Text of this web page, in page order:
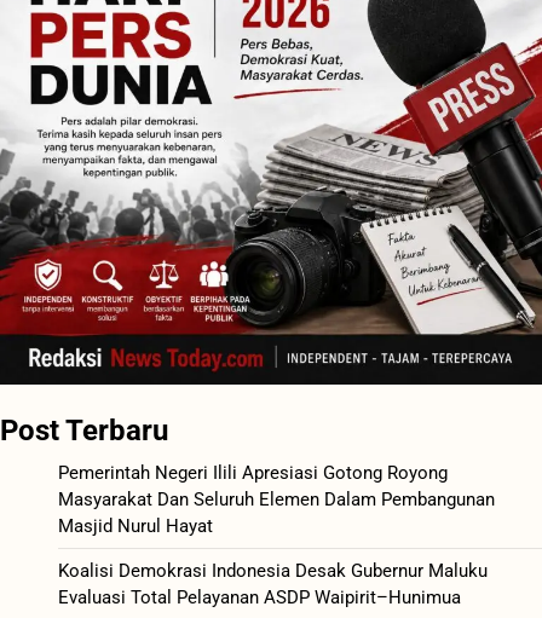
Post Terbaru
Pemerintah Negeri Ilili Apresiasi Gotong Royong
Masyarakat Dan Seluruh Elemen Dalam Pembangunan
Masjid Nurul Hayat
Koalisi Demokrasi Indonesia Desak Gubernur Maluku
Evaluasi Total Pelayanan ASDP Waipirit–Hunimua